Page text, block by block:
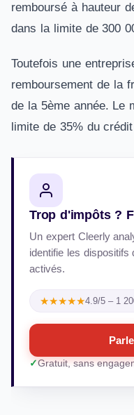
remboursé à hauteur
dans la limite de 300
Toutefois une
remboursement de la
de la 5ème année. Le
limite de 35% du
Trop d'impôts ?
Un expert Cleerly
identifie les
activés.
★★★★★4.9/5 – 1
Gratuit, sans